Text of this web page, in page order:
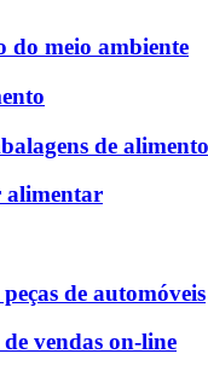
do meio ambiente
de
alimentar
de automóveis
vendas on-line